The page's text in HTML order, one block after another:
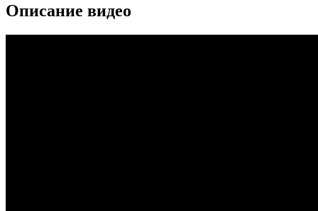
Описание видео